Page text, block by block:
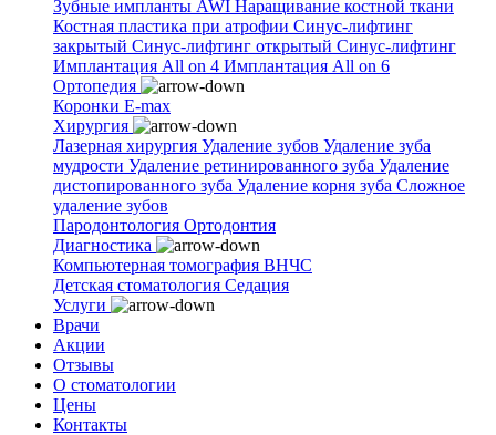
Зубные импланты AWI Наращивание костной ткани
Костная пластика при атрофии Синус-лифтинг
закрытый Синус-лифтинг открытый Синус-лифтинг
Имплантация All on 4 Имплантация All on 6
Ортопедия
Коронки E-max
Хирургия
Лазерная хирургия Удаление зубов Удаление зуба
мудрости Удаление ретинированного зуба Удаление
дистопированного зуба Удаление корня зуба Сложное
удаление зубов
Пародонтология Ортодонтия
Диагностика
Компьютерная томография ВНЧС
Детская стоматология Седация
Услуги
Врачи
Акции
Отзывы
О стоматологии
Цены
Контакты